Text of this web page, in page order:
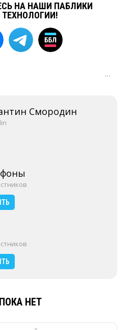
НА НАШИ ПАБЛИКИ
ТЕХНОЛОГИИ!
···
Смородин
НЕТ